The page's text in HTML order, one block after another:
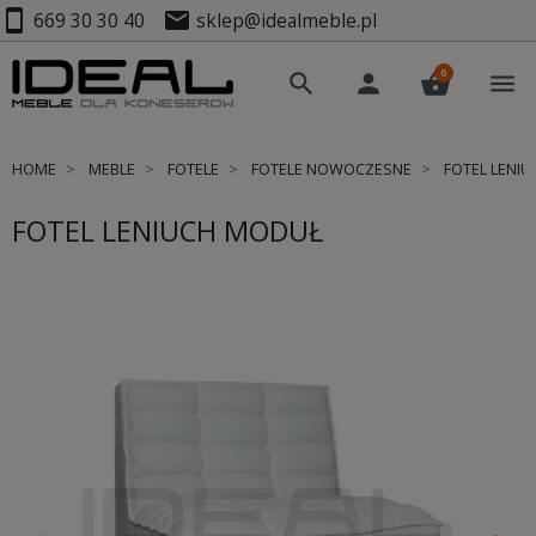
smartphone 669 30 30 40 mail sklep@idealmeble.pl
search person shopping_basket
0 menu
HOME MEBLE FOTELE FOTELE NOWOCZESNE FOTEL
FOTEL LENIUCH MODUŁ